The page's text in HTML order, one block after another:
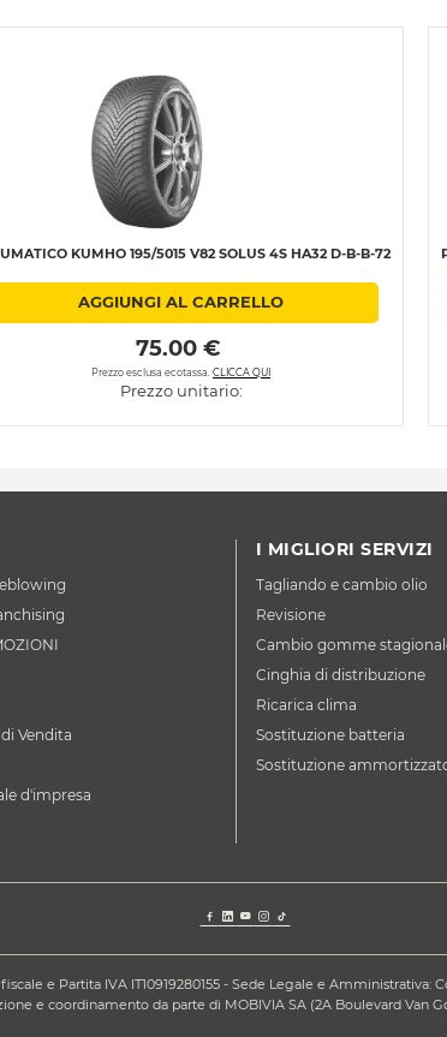
KUMHO 195/5015 V82 SOLUS 4S HA32 D-B-B-72
AGGIUNGI AL CARRELLO
75.00 €
Prezzo esclusa ecotassa. CLICCA QUI
Prezzo unitario:
Vendita
d'impresa
I MIGLIORI SERVIZI
Tagliando e cambio olio
Revisione
Cambio gomme
Cinghia di distribuzione
Ricarica clima
Sostituzione batteria
Sostituzione
e Partita IVA IT10919280155 - Sede Legale e Amministrativa:
e coordinamento da parte di MOBIVIA SA (2A Boulevard Van